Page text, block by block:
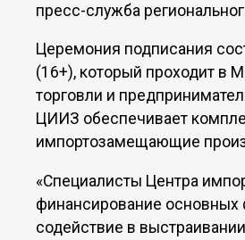
пресс-служба
Церемония подписания
(16+), который проходит в
торговли и
ЦИИЗ обеспечивает
импортозамещающие
«Специалисты Центра
финансирование основных
содействие в